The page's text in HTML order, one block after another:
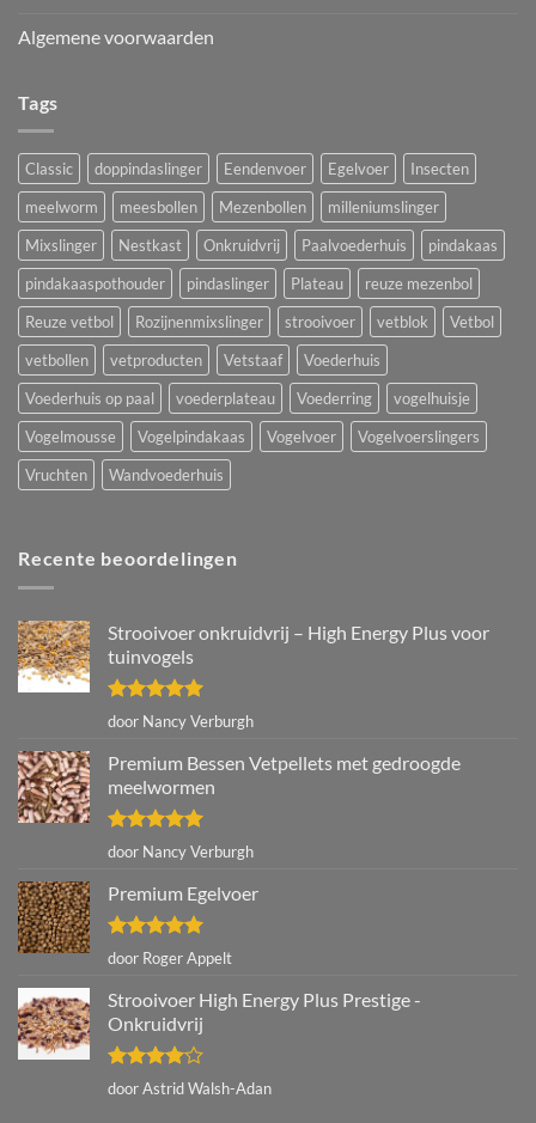
Algemene voorwaarden
Tags
Classic doppindaslinger Eendenvoer Egelvoer
Insecten
meelworm
meesbollen Mezenbollen
milleniumslinger
Mixslinger
Nestkast Onkruidvrij Paalvoederhuis
pindakaas
pindakaaspothouder
pindaslinger Plateau
reuze mezenbol
Reuze vetbol
Rozijnenmixslinger strooivoer vetblok
Vetbol
vetbollen
vetproducten Vetstaaf
Voederhuis
Voederhuis op paal
voederplateau Voederring
vogelhuisje
Vogelmousse
Vogelpindakaas Vogelvoer
Vogelvoerslingers
Vruchten
Wandvoederhuis
Recente beoordelingen
Strooivoer onkruidvrij – High Energy Plus voor
tuinvogels
Gewaardeerd
door Nancy Verburgh
Premium Bessen Vetpellets met gedroogde
meelwormen
Gewaardeerd
door Nancy Verburgh
Premium Egelvoer
Gewaardeerd
uit 5
door Roger Appelt
Strooivoer High Energy Plus Prestige -
Onkruidvrij
Gewaardeerd
door Astrid Walsh-Adan